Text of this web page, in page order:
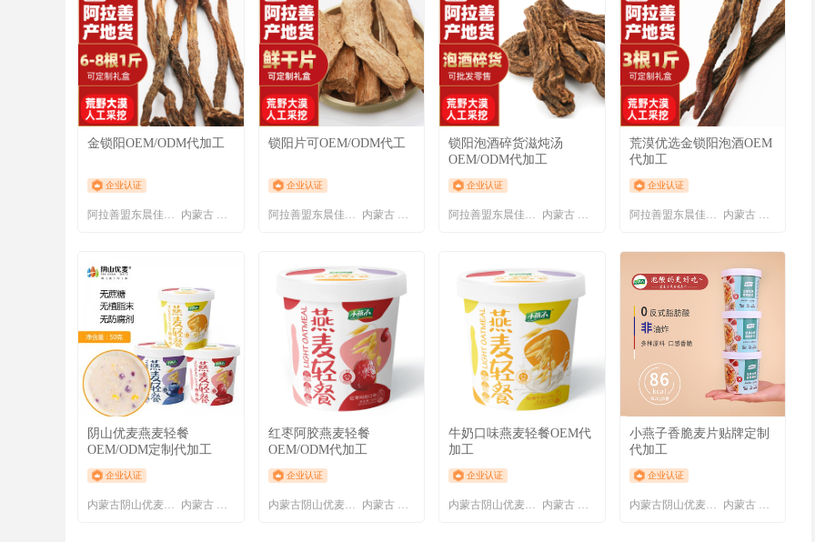
金锁阳OEM/ODM代加工
企业认证
锁阳片可OEM/ODM代工
企业认证
锁阳泡酒碎货滋炖汤
OEM/ODM代加工
企业认证
荒漠优选金锁阳泡酒OEM
代加工
企业认证
阴山优麦燕麦轻餐
OEM/ODM定制代加工
企业认证
红枣阿胶燕麦轻餐
OEM/ODM代加工
企业认证
内蒙古阴山优麦食品有限公司
牛奶口味燕麦轻餐OEM代
加工
企业认证
小燕子香脆麦片贴牌定制
代加工
企业认证
内蒙古阴山优麦食品有限公司